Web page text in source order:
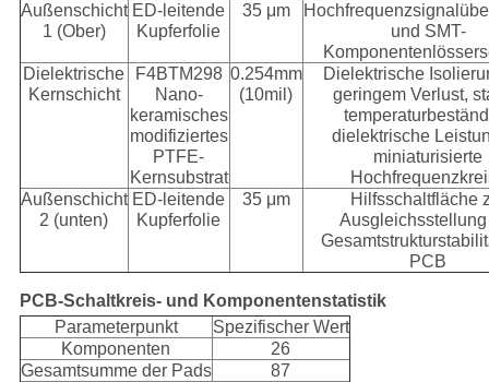
Außenschicht
1 (Ober)
ED-leitende
Kupferfolie
35 μm
und SMT-
Dielektrische
Kernschicht
F4BTM298
Nano-
keramisches
modifiziertes
PTFE-
Kernsubstrat
0.254mm
(10mil)
Dielektrische
geringem Verlust,
dielektrische
miniaturisierte
Außenschicht
2 (unten)
ED-leitende
Kupferfolie
35 μm
Hilfsschaltfläche
PCB
PCB-Schaltkreis- und Komponentenstatistik
Parameterpunkt
Spezifischer Wert
Komponenten
26
Gesamtsumme der Pads
87